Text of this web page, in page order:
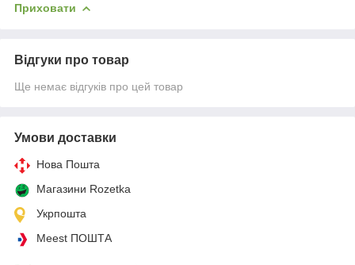
Приховати
Відгуки про товар
Ще немає відгуків про цей товар
Умови доставки
Нова Пошта
Магазини Rozetka
Укрпошта
Meest ПОШТА